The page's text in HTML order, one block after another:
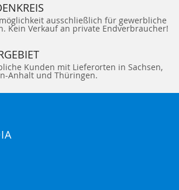
ausschließlich für gewerbliche
Kein Verkauf an private Endverbraucher!
Kunden mit Lieferorten in Sachsen,
Anhalt und Thüringen.